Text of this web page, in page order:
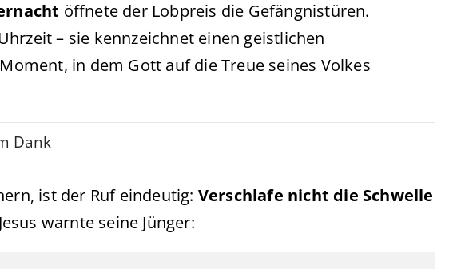
öffnete der Lobpreis die Gefängnistüren.
– sie kennzeichnet einen geistlichen
in dem Gott auf die Treue seines Volkes
Dank
ist der Ruf eindeutig: Verschlafe nicht die Schwelle
warnte seine Jünger: